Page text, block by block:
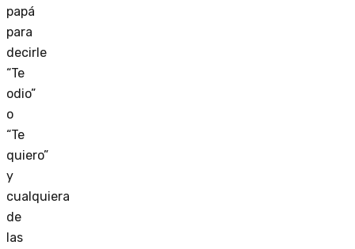
papá
para
decirle
“Te
odio”
o
“Te
quiero”
y
cualquiera
de
las